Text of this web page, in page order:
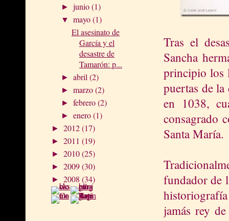
►junio(1)
▼mayo(1)
El asesinato de
García y el
desastre de
Tamarón: p...
►abril(2)
►marzo(2)
►febrero(2)
►enero(1)
► 2012(17)
► 2011 (19)
► 2010(25)
► 2009(30)
► 2008 (34)
Tras el
Sancha
principio los
puertas de
en 1038,
consagrado
Santa María.
fundador de
jamás rey